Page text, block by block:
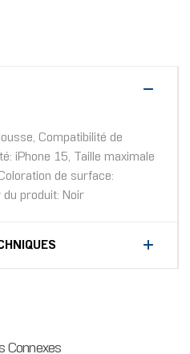
Compatibilité de
iPhone 15, Taille maximale
de surface:
du produit: Noir
Connexes